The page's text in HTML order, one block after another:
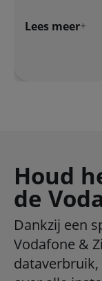
Lees meer
Houd
de
Dankzij een
Vodafone &